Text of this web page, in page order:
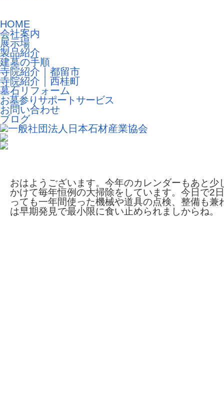
HOME
会社案内
展示場
製品紹介
建墓の手順
寺院紹介｜都留市
寺院紹介｜西桂町
墓石リフォーム
お墓参りサポートサービス
お問い合わせ
ブログ
おはようございます。今年のカレンダーもあと少
かけて毎年恒例の大掃除をしています。今日で2
っても一年間使った機械や道具の点検、整備も兼
は早期発見で最小限に食い止められましからね。